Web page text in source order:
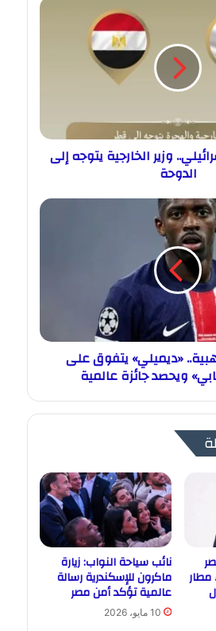
وزير الخارجية يتوجه إلى
الدوحة
«ديميلي» يتفوق على
ويحصد جائزة عالمية
نائب سياحة النواب: زيارة
ماكرون للإسكندرية رسالة
عالمية تؤكد أمن مصر
10 مايو، 2026